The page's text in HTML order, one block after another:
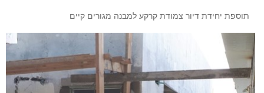
תוספת יחידת דיור צמודת קרקע למבנה מגורים קיים